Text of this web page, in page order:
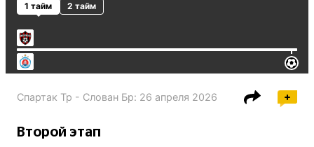
1 тайм 2 тайм
Спартак Тр - Слован Бр: 26 апреля 2026
Второй этап